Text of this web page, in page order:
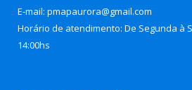
E-mail: pmapaurora@gmail.com
Horário de atendimento: De Segunda à
14:00hs